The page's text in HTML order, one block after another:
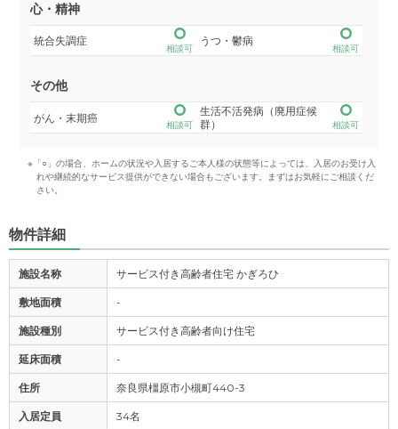
心・精神
統合失調症
相談可
うつ・鬱病
相談可
その他
がん・末期癌
相談可
生活不活発病（廃用症候
群）
相談可
※「○」の場合、ホームの状況や入居するご本人様の状態等によっては、入居のお受け入
れや継続的なサービス提供ができない場合もございます。まずはお気軽にご相談くだ
さい。
物件詳細
施設名称 サービス付き高齢者住宅 かぎろひ
敷地面積 -
施設種別 サービス付き高齢者向け住宅
延床面積 -
住所 奈良県橿原市小槻町440-3
入居定員 34名